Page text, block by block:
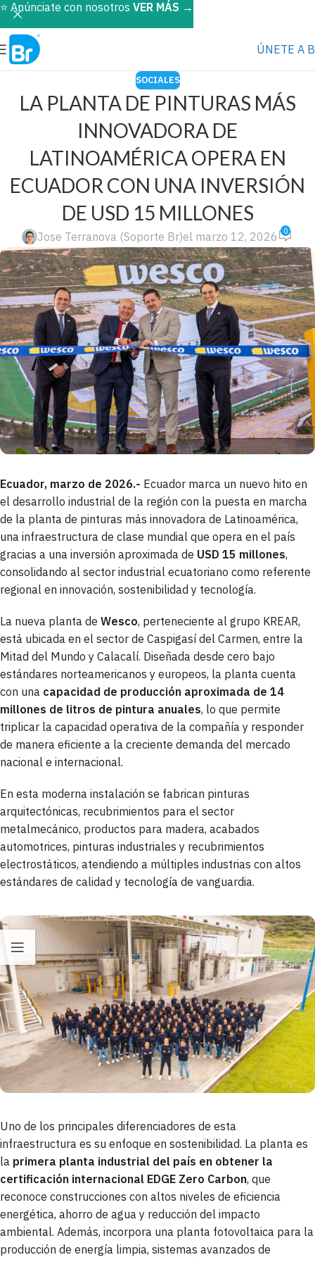
ÚNETE A
SOCIALES
LA PLANTA DE PINTURAS MÁS
INNOVADORA DE
LATINOAMÉRICA OPERA EN
ECUADOR CON UNA INVERSIÓN
DE USD 15 MILLONES
Jose Terranova (Soporte Br)el marzo 12, 2026 0
Ecuador, marzo de 2026.- Ecuador marca un nuevo hito en
el desarrollo industrial de la región con la puesta en marcha
de la planta de pinturas más innovadora de Latinoamérica,
una infraestructura de clase mundial que opera en el país
gracias a una inversión aproximada de USD 15 millones,
consolidando al sector industrial ecuatoriano como referente
regional en innovación, sostenibilidad y tecnología.
La nueva planta de Wesco, perteneciente al grupo KREAR,
está ubicada en el sector de Caspigasí del Carmen, entre la
Mitad del Mundo y Calacalí. Diseñada desde cero bajo
estándares norteamericanos y europeos, la planta cuenta
con una capacidad de producción aproximada de 14
millones de litros de pintura anuales, lo que permite
triplicar la capacidad operativa de la compañía y responder
de manera eficiente a la creciente demanda del mercado
nacional e internacional.
En esta moderna instalación se fabrican pinturas
arquitectónicas, recubrimientos para el sector
metalmecánico, productos para madera, acabados
automotrices, pinturas industriales y recubrimientos
electrostáticos, atendiendo a múltiples industrias con altos
estándares de calidad y tecnología de vanguardia.
Uno de los principales diferenciadores de esta
infraestructura es su enfoque en sostenibilidad. La planta es
la primera planta industrial del país en obtener la
certificación internacional EDGE Zero Carbon, que
reconoce construcciones con altos niveles de eficiencia
energética, ahorro de agua y reducción del impacto
ambiental. Además, incorpora una planta fotovoltaica para la
producción de energía limpia, sistemas avanzados de
⭐️ Anúnciate con nosotros VER MÁS →